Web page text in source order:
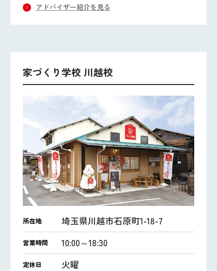
アドバイザー紹介を見る
家づくり学校 川越校
所在地 埼玉県川越市石原町1-18-7
営業時間 10:00～18:30
定休日 火曜